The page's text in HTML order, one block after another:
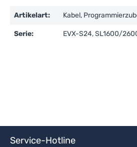
Artikelart: Kabel,
Serie: EVX-S24, SL1600/
Service-Hotline